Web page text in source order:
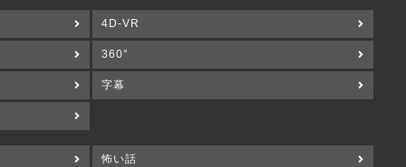
4D-VR
360°
字幕
怖い話